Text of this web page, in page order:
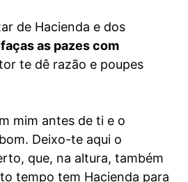
de Hacienda e dos
faças as pazes com
te dê razão e poupes
mim antes de ti e o
Deixo-te aqui o
que, na altura, também
tempo tem Hacienda para